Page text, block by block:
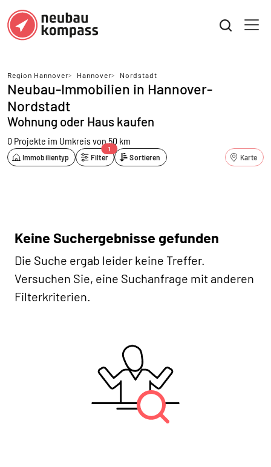
Region Hannover> Hannover> Nordstadt
Neubau-Immobilien in Hannover-
Nordstadt
Wohnung oder Haus kaufen
0 Projekte im Umkreis von 50 km
Immobilientyp Filter
1
Sortieren Karte
Keine Suchergebnisse gefunden
Die Suche ergab leider keine Treffer.
Versuchen Sie, eine Suchanfrage mit anderen
Filterkriterien.